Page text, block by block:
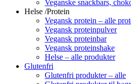
Veganske snackbars,
Helse /Protein
Vegansk protein – alle
Vegansk proteinpulver
Vegansk proteinbar
Vegansk proteinshake
Helse – alle produkter
Glutenfri
Glutenfri produkter – alle